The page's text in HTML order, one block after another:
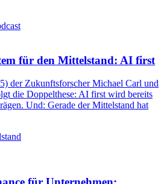
für den Mittelstand: AI first
der Zukunftsforscher Michael Carl und
die Doppelthese: AI first wird bereits
Und: Gerade der Mittelstand hat